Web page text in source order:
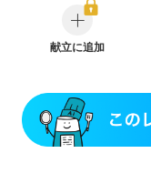
産後（母乳）
産後
骨粗しょう症
フレイル（年齢に合
献立に追加